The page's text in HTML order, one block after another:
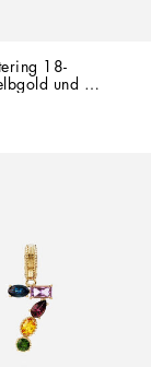
18-
und